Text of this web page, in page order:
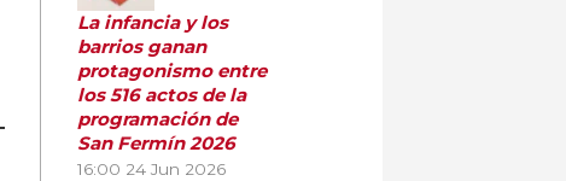
La infancia y los
barrios ganan
protagonismo entre
los 516 actos de la
programación de
San Fermín 2026
16:00 24 Jun 2026